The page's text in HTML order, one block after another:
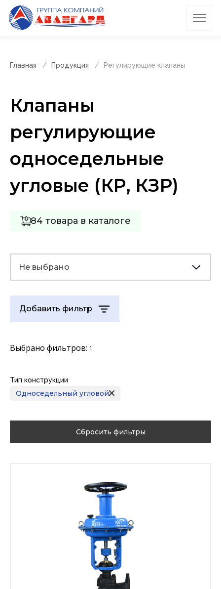
Главная Продукция Регулирующие клапаны
Клапаны
регулирующие
односедельные
угловые (КР, КЗР)
84 товара в каталоге
Не выбрано
Добавить фильтр
Выбрано фильтров: 1
Тип конструкции
Односедельный угловой
Сбросить фильтры